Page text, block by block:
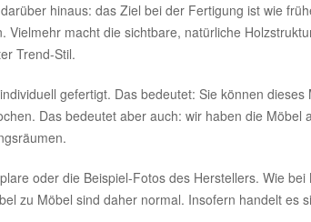
hinaus: das Ziel bei der Fertigung ist wie
macht die sichtbare, natürliche
Trend-Stil.
gefertigt. Das bedeutet: Sie können
Das bedeutet aber auch: wir haben die
oder die Beispiel-Fotos des Herstellers. Wie
zu Möbel sind daher normal. Insofern handelt es